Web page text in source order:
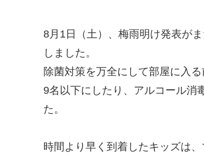
8月1日（土）、梅雨明け発表が
しました。
除菌対策を万全にして部屋に入
9名以下にしたり、アルコール消
た。
時間より早く到着したキッズは